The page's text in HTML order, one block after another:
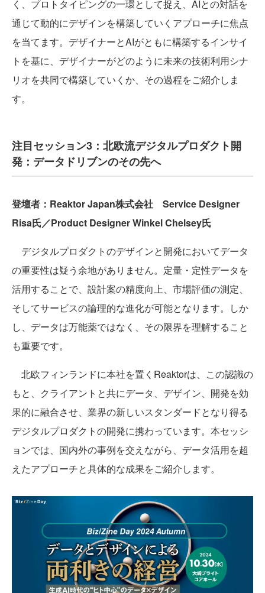
く、プロトタイピングの一環として捉え、AIとの対話を
通じて動的にデザインを構築していくアプローチに焦点
を当てます。デザイナーとAIがともに構築するインサイ
トを基に、デザイナーがどのように未来の技術利用シナ
リオを共同で構築していくか、その過程をご紹介しま
す。
注目セッション3：北欧流デジタルプロダクト開
発：データドリブンのその先へ
登壇者：Reaktor Japan株式会社 Service Designer
Risa氏／Product Designer Winkel Chelsey氏
デジタルプロダクトのデザインと開発においてデータ
の重要性は疑う余地がありません。定量・定性データを
活用することで、設計案の精度向上、市場評価の測定、
そしてサービスの論理的な進化が可能となります。しか
し、データは万能薬ではなく、その限界を理解すること
も重要です。
北欧フィンランドに本社を置くReaktorは、この認識の
もと、クライアントと共にデータ、デザイン、開発を効
果的に融合させ、業界の新しいスタンダードとなり得る
デジタルプロダクトの開発に携わっています。本セッシ
ョンでは、国内外の事例を交えながら、データ活用を超
えたアプローチと具体的な成果をご紹介します。